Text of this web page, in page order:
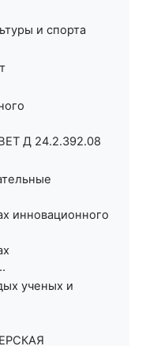
и спорта
Д 24.2.392.08
инновационного
ученых и